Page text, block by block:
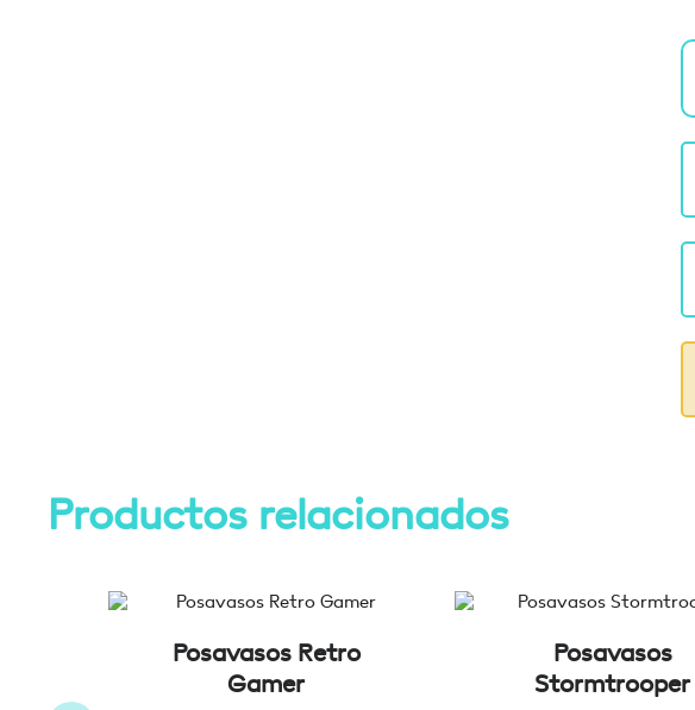
Productos relacionados
Posavasos Retro
Gamer
Posavasos
Stormtrooper